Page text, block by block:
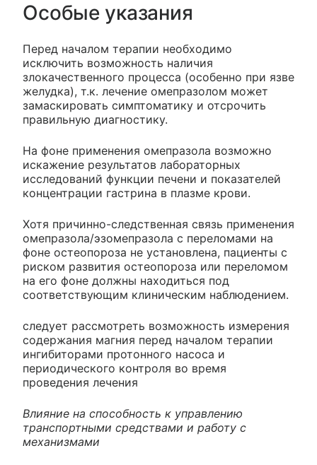
Особые указания
Перед началом терапии необходимо
исключить возможность наличия
злокачественного процесса (особенно при язве
желудка), т.к. лечение омепразолом может
замаскировать симптоматику и отсрочить
правильную диагностику.
На фоне применения омепразола возможно
искажение результатов лабораторных
исследований функции печени и показателей
концентрации гастрина в плазме крови.
Хотя причинно-следственная связь применения
омепразола/эзомепразола с переломами на
фоне остеопороза не установлена, пациенты с
риском развития остеопороза или переломом
на его фоне должны находиться под
соответствующим клиническим наблюдением.
следует рассмотреть возможность измерения
содержания магния перед началом терапии
ингибиторами протонного насоса и
периодического контроля во время
проведения лечения
Влияние на способность к управлению
транспортными средствами и работу с
механизмами